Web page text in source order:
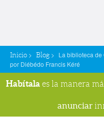
Inicio > Blog > La biblioteca de
por Diébédo Francis Kéré
Habítala es la manera
anunciar